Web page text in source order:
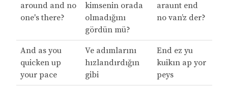
around and no
one's there?
kimsenin orada
olmadığını
gördün mü?
araunt end
no van’z der?
And as you
quicken up
your pace
Ve adımlarını
hızlandırdığın
gibi
End ez yu
kuikın ap yor
peys